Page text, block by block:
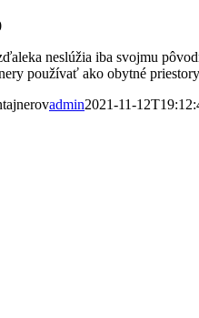
neslúžia iba svojmu
používať ako obytné
admin2021-11-